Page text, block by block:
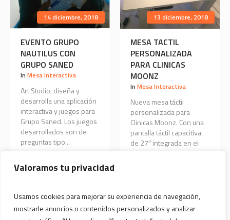
Valoramos tu privacidad
Usamos cookies para mejorar su experiencia de navegación,
mostrarle anuncios o contenidos personalizados y analizar
14 diciembre, 2018
EVENTO GRUPO
NAUTILUS CON
GRUPO SANED
In Mesa Interactiva
Art Studio, diseña y
desarrolla una aplicación
interactiva y juegos para
Grupo Saned. Los juegos
desarrollados son de
preguntas tipo...
13 diciembre, 2018
MESA TACTIL
PERSONALIZADA
PARA CLINICAS
MOONZ
In Mesa Interactiva
Nueva mesa táctil
personalizada para
Clinicas Moonz. Con una
pantalla táctil capacitiva
de 27″ integrada en el
VER TODAS LAS NOTICIAS